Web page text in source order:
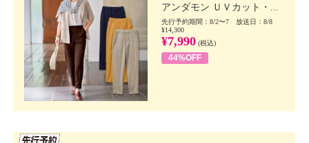
アンダモン ＵＶカット・...
先行予約期間：8/2〜7 放送日：8/8
¥14,300
¥7,990 (税込)
44%OFF